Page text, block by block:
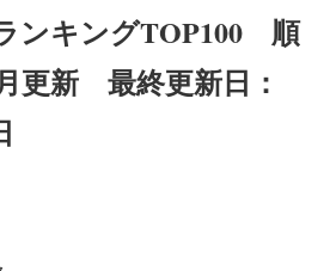
ンキングTOP100 順
更新 最終更新日：